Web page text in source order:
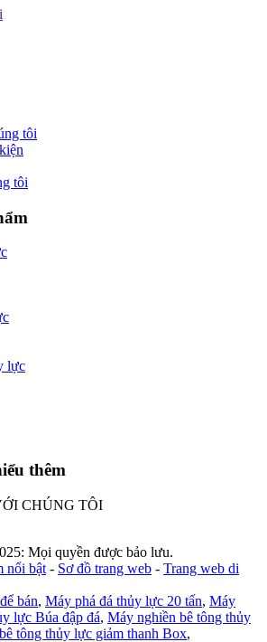
tôi
tôi
lực
thêm
CHÚNG TÔI
Mọi quyền được bảo lưu.
nổi bật - Sơ đồ trang web - Trang web di
bán, Máy phá đá thủy lực 20 tấn, Máy
lực Búa đập đá, Máy nghiền bê tông thủy
tông thủy lực giảm thanh Box,